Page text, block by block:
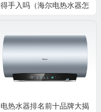
得手入吗（海尔电热水器怎
电热水器排名前十品牌大揭